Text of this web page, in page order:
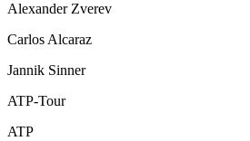
Alexander Zverev
Carlos Alcaraz
Jannik Sinner
ATP-Tour
ATP